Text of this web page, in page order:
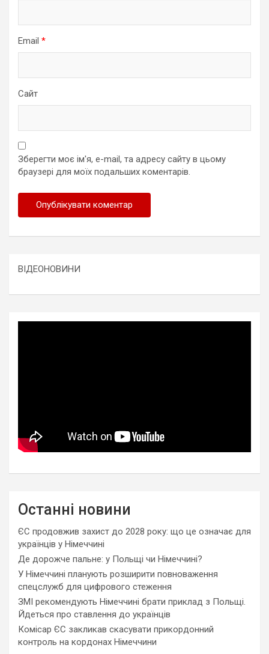
Email *
Сайт
Зберегти моє ім'я, e-mail, та адресу сайту в цьому
браузері для моїх подальших коментарів.
ВІДЕОНОВИНИ
Останні новини
ЄС продовжив захист до 2028 року: що це означає для
українців у Німеччині
Де дорожче пальне: у Польщі чи Німеччині?
У Німеччині планують розширити повноваження
спецслужб для цифрового стеження
ЗМІ рекомендують Німеччині брати приклад з Польщі.
Йдеться про ставлення до українців
Комісар ЄС закликав скасувати прикордонний
контроль на кордонах Німеччини